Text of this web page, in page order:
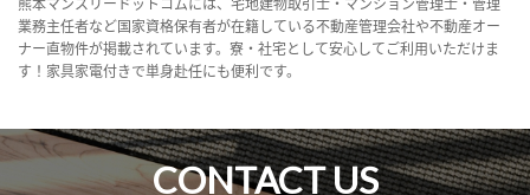
業務主任者など国家資格保有者が在籍している不動産管理会社や不動産オー
ナー直物件が掲載されています。寮・社宅として安心してご利用いただけま
す！家具家電付きで単身赴任にも便利です。
CONTACT US